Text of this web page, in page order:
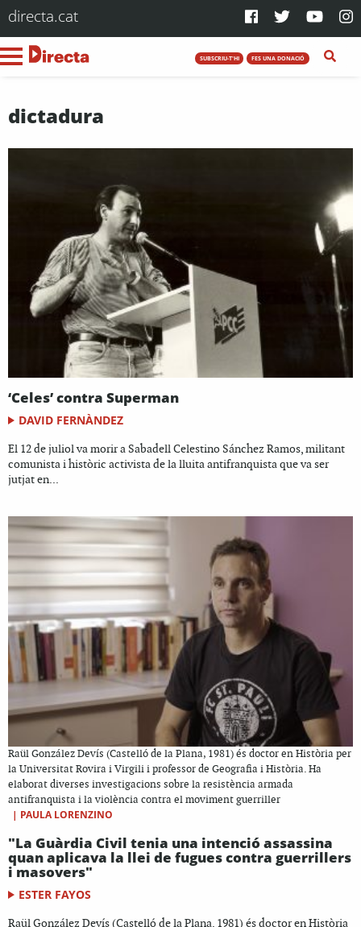
directa.cat
SUBSCRIU-T'HI FES UNA DONACIÓ
dictadura
‘Celes’ contra Superman
DAVID FERNÀNDEZ
El 12 de juliol va morir a Sabadell Celestino Sánchez Ramos, militant
comunista i històric activista de la lluita antifranquista que va ser
jutjat en...
Raül González Devís (Castelló de la Plana, 1981) és doctor en Història per
la Universitat Rovira i Virgili i professor de Geografia i Història. Ha
elaborat diverses investigacions sobre la resistència armada
antifranquista i la violència contra el moviment guerriller
| PAULA LORENZINO
"La Guàrdia Civil tenia una intenció assassina
quan aplicava la llei de fugues contra guerrillers
i masovers"
ESTER FAYOS
Raül González Devís (Castelló de la Plana, 1981) és doctor en Història